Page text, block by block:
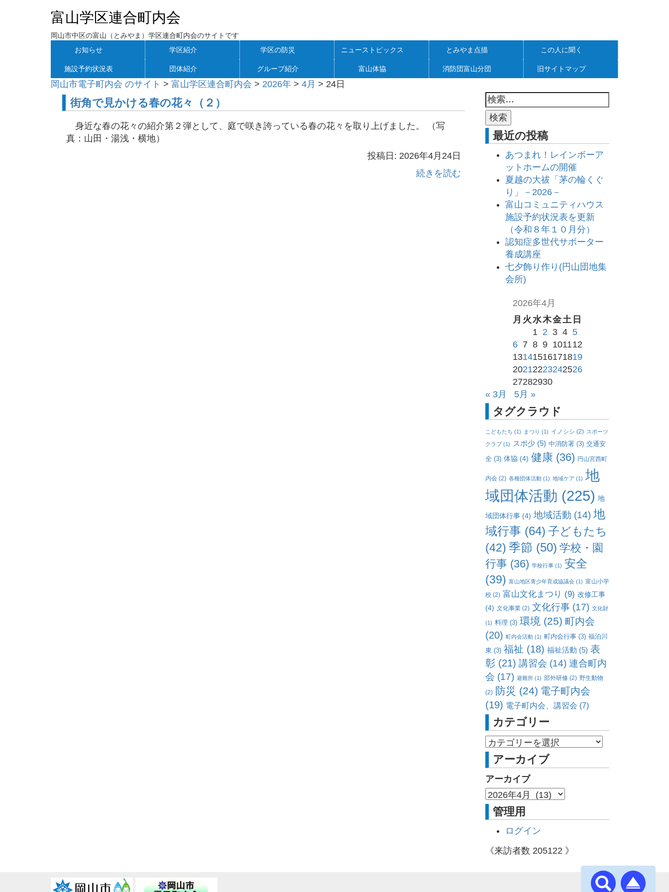
富山学区連合町内会
岡山市中区の富山（とみやま）学区連合町内会のサイトです
お知らせ
学区紹介 学区の防災 ニューストピックス とみやま点描 この人に聞く
施設予約状況表 団体紹介 グループ紹介 富山体協 消防団富山分団 旧サイトマップ
岡山市電子町内会 のサイト > 富山学区連合町内会 > 2026年 > 4月 > 24日
街角で見かける春の花々（２）
身近な春の花々の紹介第２弾として、庭で咲き誇っている春の花々を取り上げました。 （写
真：山田・湯浅・横地）
投稿日: 2026年4月24日
続きを読む
最近の投稿
あつまれ！レインボーア
ットホームの開催
夏越の大祓「茅の輪くぐ
り」－2026－
富山コミュニティハウス
施設予約状況表を更新
（令和８年１０月分）
認知症多世代サポーター
養成講座
七夕飾り作り(円山団地集
会所)
2026年4月
月 火 水木金土 日
1 2 3 4 5
6 7 8 9 101112
13141516171819
20212223242526
27282930
« 3月
5月 »
タグクラウド
こどもたち (1) まつり (1) イノシシ (2) スポーツ
クラブ(1) スポ少(5) 中消防署(3) 交通安
全(3) 体協 (4) 健康 (36) 円山宮西町
内会(2) 各種団体活動(1) 地域ケア (1) 地
域団体活動 (225) 地
域団体行事(4) 地域活動 (14) 地
域行事 (64) 子どもたち
(42) 季節 (50) 学校・園
行事 (36) 学校行事(1) 安全
(39) 富山地区青少年育成協議会(1) 富山小学
校(2) 富山文化まつり (9) 改修工事
(4) 文化事業(2) 文化行事(17) 文化財
(1) 料理 (3) 環境(25) 町内会
(20) 町内会活動(1) 町内会行事(3) 福泊川
東 (3) 福祉 (18) 福祉活動 (5) 表
彰(21) 講習会 (14) 連合町内
会 (17) 避難所(1) 部外研修(2) 野生動物
(2) 防災 (24) 電子町内会
(19) 電子町内会、講習会 (7)
カテゴリー
アーカイブ
アーカイブ
管理用
ログイン
《来訪者数 205122 》